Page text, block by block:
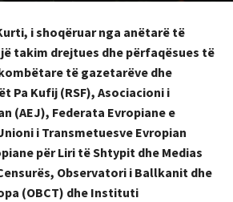
i shoqëruar nga anëtarë të
takim drejtues dhe përfaqësues të
të gazetarëve dhe
Pa Kufij (RSF), Asociacioni i
(AEJ), Federata Evropiane e
i Transmetuesve Evropian
për Liri të Shtypit dhe Medias
Observatori i Ballkanit dhe
(OBCT) dhe Instituti